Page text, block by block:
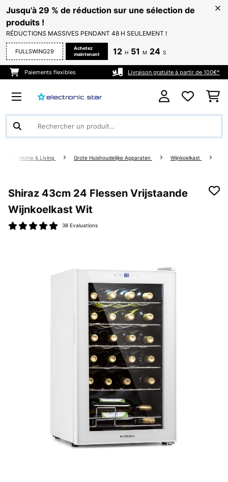
Jusqu’à 29 % de réduction sur une sélection de
produits !
RÉDUCTIONS MASSIVES PENDANT 48 H SEULEMENT !
FULLSWING29
Achetez
maintenant
12 H 51 M 23 S
Paiements flexibles Livraison gratuite à partir de 100€*
Home & Living Grote Huishoudelijke Apparaten Wijnkoelkast
Shiraz 43cm 24 Flessen Vrijstaande
Wijnkoelkast Wit
38 Evaluations